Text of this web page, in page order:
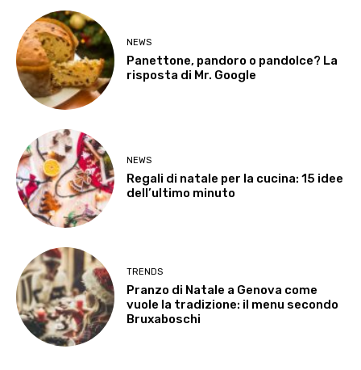
NEWS
Panettone, pandoro o pandolce? La
risposta di Mr. Google
NEWS
Regali di natale per la cucina: 15 idee
dell’ultimo minuto
TRENDS
Pranzo di Natale a Genova come
vuole la tradizione: il menu secondo
Bruxaboschi